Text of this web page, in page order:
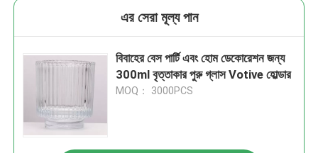
এর সেরা মূল্য পান
বিবাহের বেস পার্টি এবং হোম ডেকোরেশন জন্য
300ml বৃত্তাকার পুরু গ্লাস Votive হোল্ডার
MOQ： 3000PCS